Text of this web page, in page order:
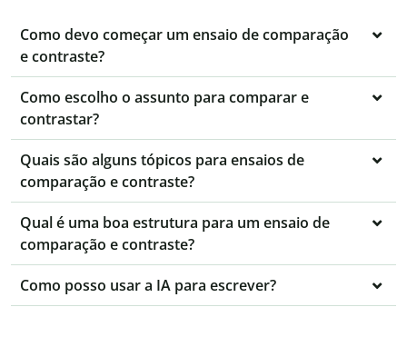
Como devo começar um ensaio de comparação
e contraste?
Como escolho o assunto para comparar e
contrastar?
Quais são alguns tópicos para ensaios de
comparação e contraste?
Qual é uma boa estrutura para um ensaio de
comparação e contraste?
Como posso usar a IA para escrever?